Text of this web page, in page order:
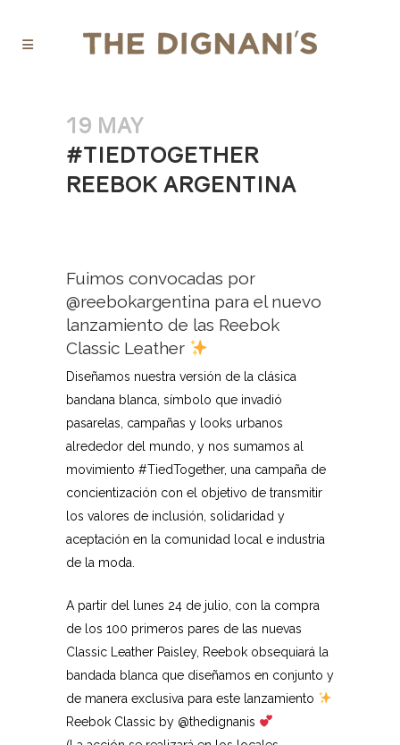
19 MAY
#TIEDTOGETHER
REEBOK ARGENTINA
Fuimos convocadas por
@reebokargentina para el nuevo
lanzamiento de las Reebok
Classic Leather
Diseñamos nuestra versión de la clásica
bandana blanca, símbolo que invadió
pasarelas, campañas y looks urbanos
alrededor del mundo, y nos sumamos al
movimiento #TiedTogether, una campaña de
concientización con el objetivo de transmitir
los valores de inclusión, solidaridad y
aceptación en la comunidad local e industria
de la moda.
A partir del lunes 24 de julio, con la compra
de los 100 primeros pares de las nuevas
Classic Leather Paisley, Reebok obsequiará la
bandada blanca que diseñamos en conjunto y
de manera exclusiva para este lanzamiento
Reebok Classic by @thedignanis